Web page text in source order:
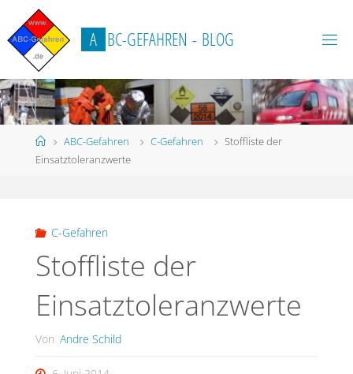
Inhalt
springen
A BC-GEFAHREN - BLOG
StartABC-Gefahren C-Gefahren
Stoffliste der
Einsatztoleranzwerte
C-Gefahren
Stoffliste der
Einsatztoleranzwerte
Von Andre Schild